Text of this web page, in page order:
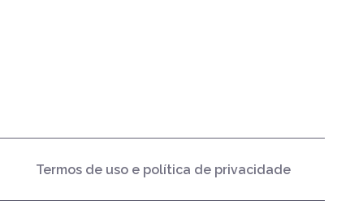
Termos de uso e política de privacidade